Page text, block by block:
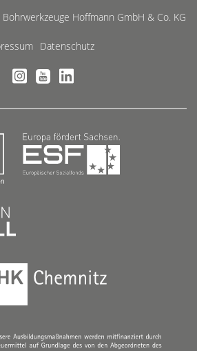
Hoffmann GmbH & Co. KG
Datenschutz